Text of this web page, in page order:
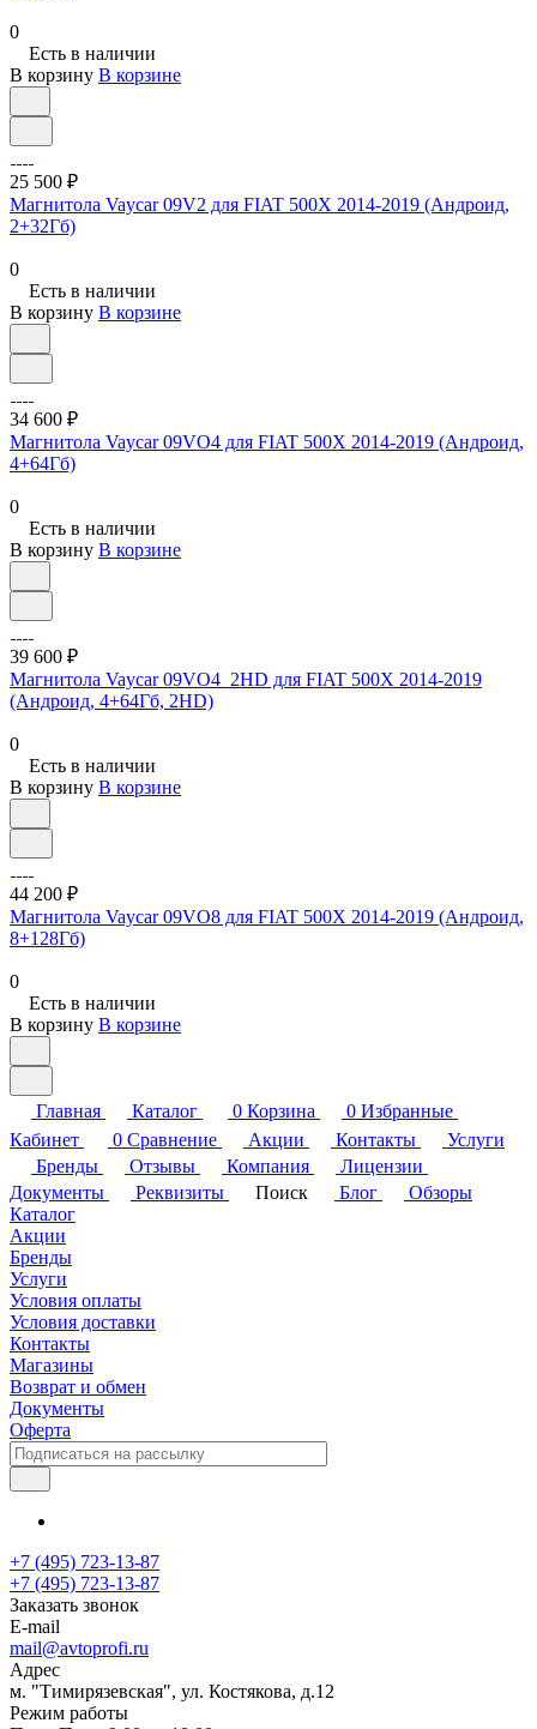
0
Есть в наличии
В корзину В корзине
25 500 ₽
Магнитола Vaycar 09V2 для FIAT 500X 2014-2019 (Андроид,
2+32Гб)
0
Есть в наличии
В корзину В корзине
34 600 ₽
Магнитола Vaycar 09VO4 для FIAT 500X 2014-2019 (Андроид,
4+64Гб)
0
Есть в наличии
В корзину В корзине
39 600 ₽
Магнитола Vaycar 09VO4_2HD для FIAT 500X 2014-2019
(Андроид, 4+64Гб, 2HD)
0
Есть в наличии
В корзину В корзине
44 200 ₽
Магнитола Vaycar 09VO8 для FIAT 500X 2014-2019 (Андроид,
8+128Гб)
0
Есть в наличии
В корзину В корзине
Главная Каталог 0 Корзина 0 Избранные
Кабинет
0 Сравнение Акции Контакты
Услуги
Бренды
Отзывы Компания
Лицензии
Документы
Реквизиты Поиск Блог
Обзоры
Каталог
Акции
Бренды
Услуги
Условия оплаты
Условия доставки
Контакты
Магазины
Возврат и обмен
Документы
Оферта
+7 (495) 723-13-87
+7 (495) 723-13-87
Заказать звонок
E-mail
mail@avtoprofi.ru
Адрес
м. "Тимирязевская", ул. Костякова, д.12
Режим работы